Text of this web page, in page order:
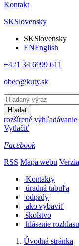
Kontakt
SKSlovensky
SKSlovensky
ENEnglish
+421 34 6999 611
obec@kuty.sk
Hľadať
rozšírené vyhľadávanie
Vytlačiť
Facebook
RSS Mapa webu
Kontakty
úradná tabuľa
odpady
ako vybaviť
školstvo
hlásenie rozhlasu
Úvodná stránka